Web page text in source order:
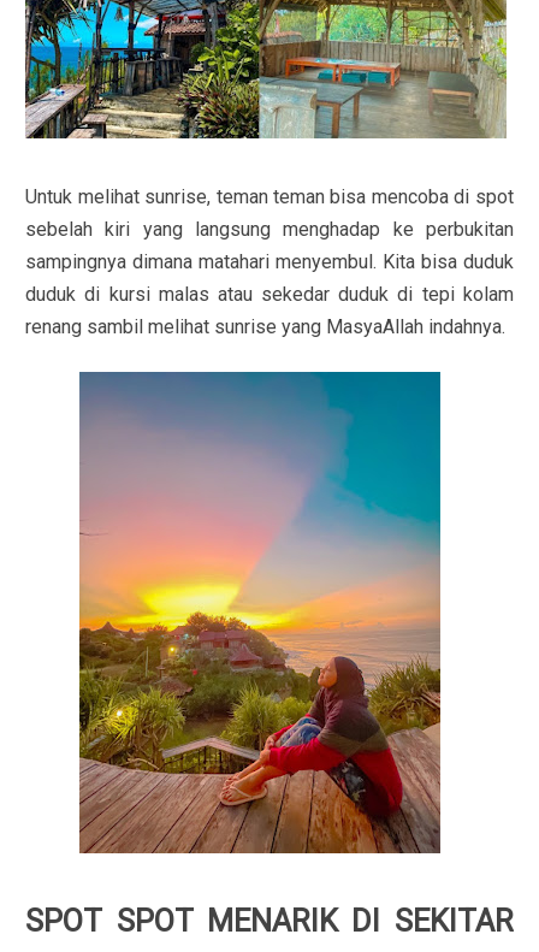
Untuk melihat sunrise, teman teman bisa mencoba di spot
sebelah kiri yang langsung menghadap ke perbukitan
sampingnya dimana matahari menyembul. Kita bisa duduk
duduk di kursi malas atau sekedar duduk di tepi kolam
renang sambil melihat sunrise yang MasyaAllah indahnya.
SPOT SPOT MENARIK DI SEKITAR